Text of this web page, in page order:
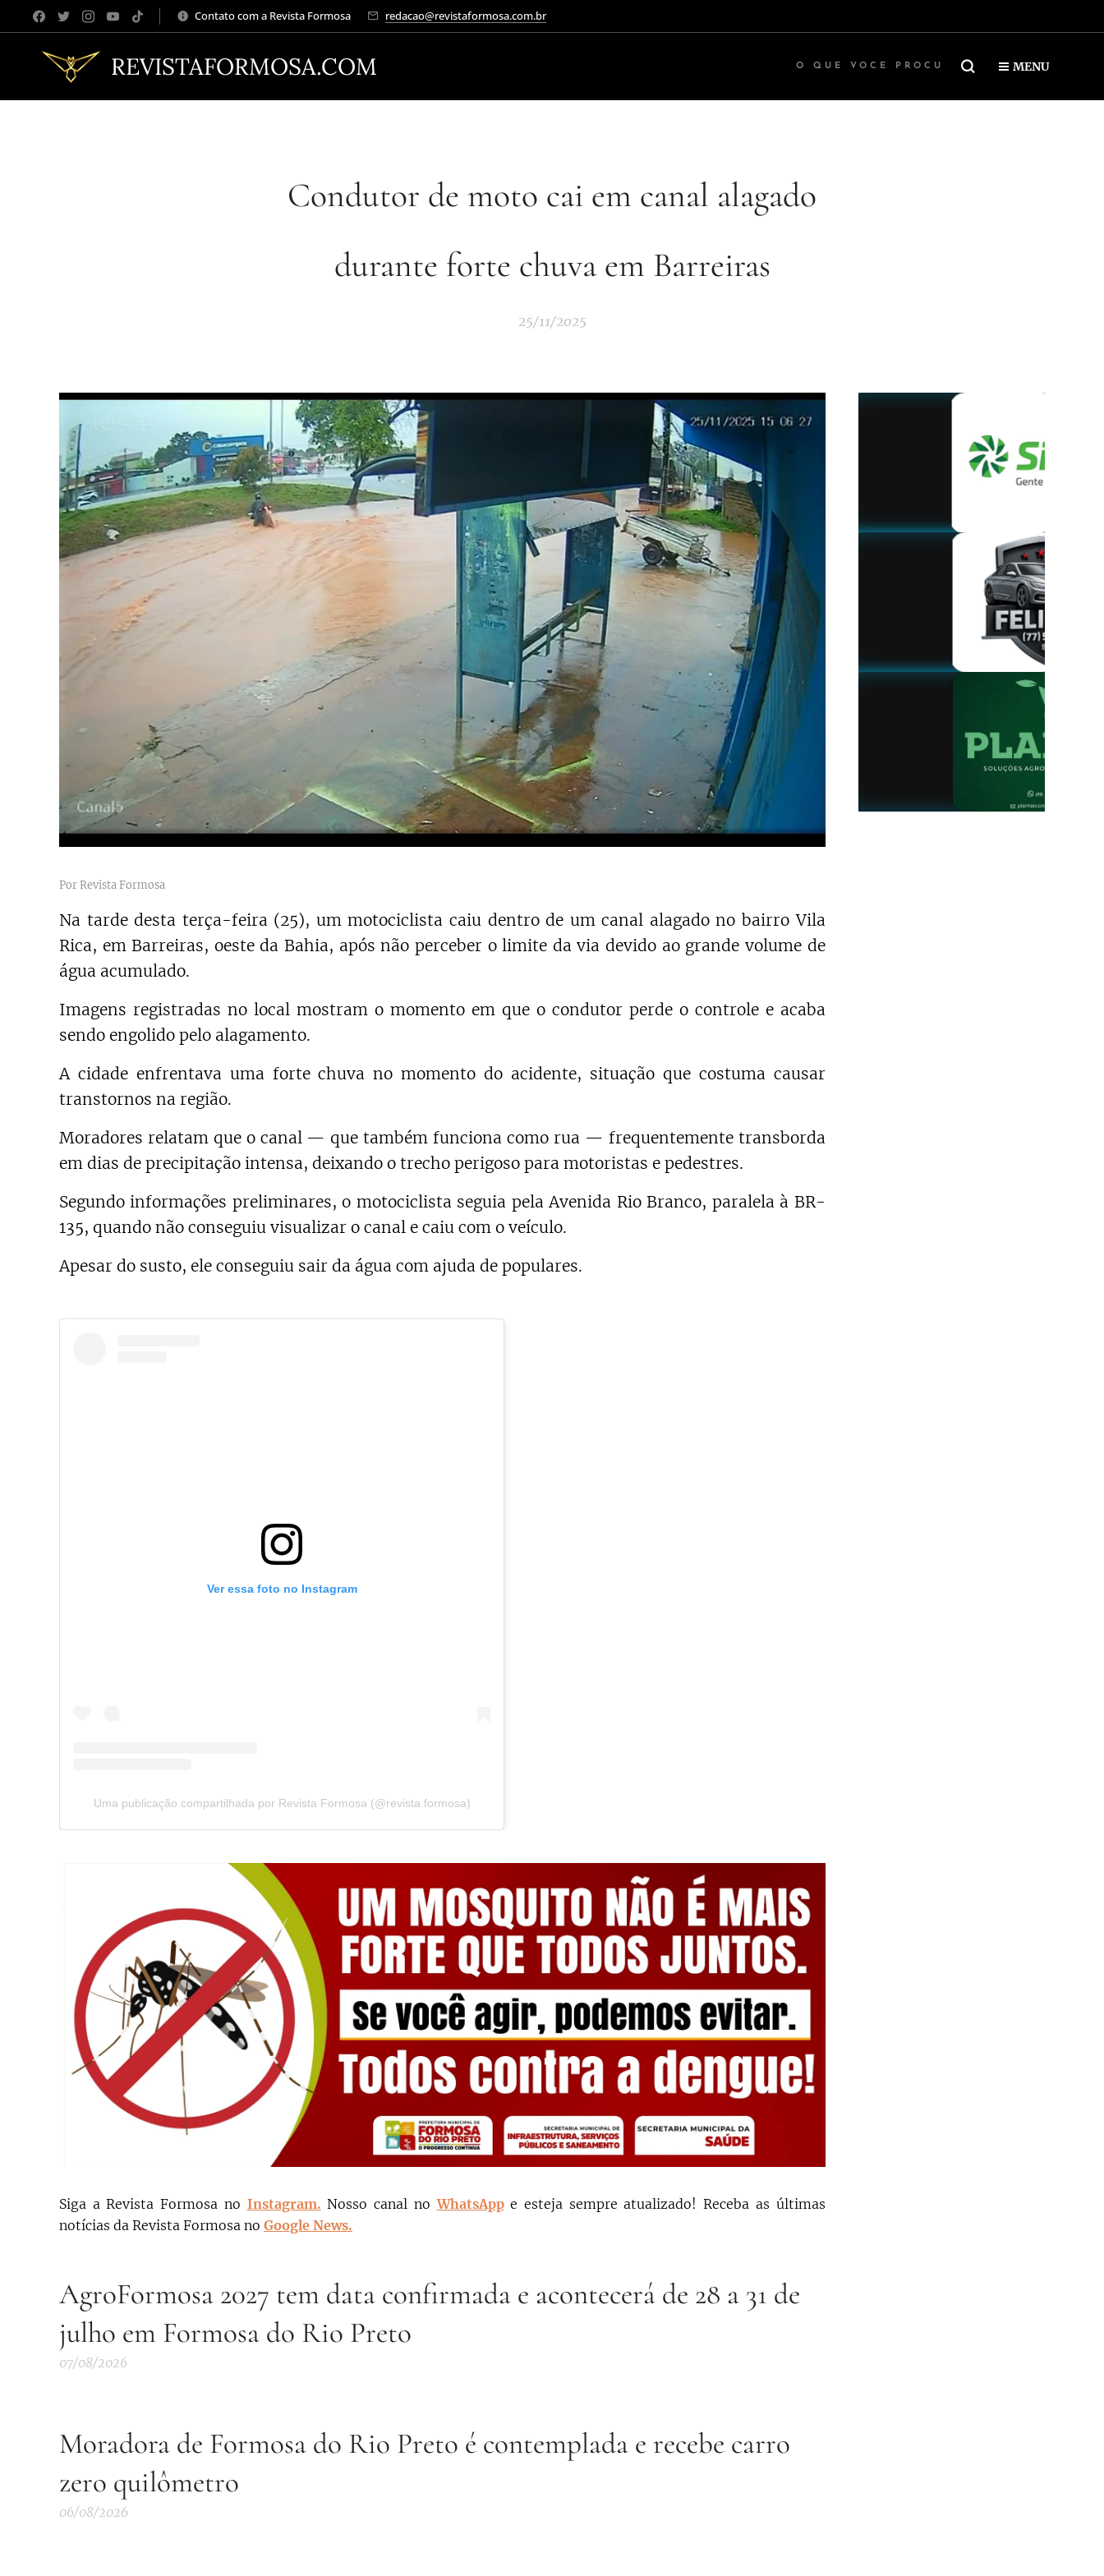
Contato com a Revista Formosa redacao@revistaformosa.com.br
REVISTAFORMOSA.COM MENU
Condutor de moto cai em canal alagado
durante forte chuva em Barreiras
25/11/2025
Por Revista Formosa
Na tarde desta terça-feira (25), um motociclista caiu dentro de um canal alagado no bairro Vila
Rica, em Barreiras, oeste da Bahia, após não perceber o limite da via devido ao grande volume de
água acumulado.
Imagens registradas no local mostram o momento em que o condutor perde o controle e acaba
sendo engolido pelo alagamento.
A cidade enfrentava uma forte chuva no momento do acidente, situação que costuma causar
transtornos na região.
Moradores relatam que o canal — que também funciona como rua — frequentemente transborda
em dias de precipitação intensa, deixando o trecho perigoso para motoristas e pedestres.
Segundo informações preliminares, o motociclista seguia pela Avenida Rio Branco, paralela à BR-
135, quando não conseguiu visualizar o canal e caiu com o veículo.
Apesar do susto, ele conseguiu sair da água com ajuda de populares.
Ver essa foto no Instagram
Uma publicação compartilhada por Revista Formosa (@revista.formosa)
Siga a Revista Formosa no Instagram. Nosso canal noWhatsApp e esteja sempre atualizado!Receba as últimas
notícias da Revista Formosa no Google News.
AgroFormosa 2027 tem data confirmada e acontecerá de 28 a 31 de
julho em Formosa do Rio Preto
07/08/2026
Moradora de Formosa do Rio Preto é contemplada e recebe carro
zero quilômetro
06/08/2026